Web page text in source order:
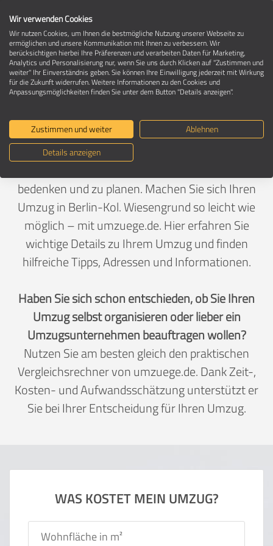
Umzug in 13359 Berlin-Kol. Wiesengrund
Ein Umzug ist Vertrauenssache
Deutschland>Berlin>Berlin, Stadt>Kol. Wiesengrund
bedenken und zu planen. Machen Sie sich Ihren
Umzug in Berlin-Kol. Wiesengrund so leicht wie
möglich – mit umzuege.de. Hier erfahren Sie
wichtige Details zu Ihrem Umzug und finden
hilfreiche Tipps, Adressen und Informationen.
Haben Sie sich schon entschieden, ob Sie Ihren
Umzug selbst organisieren oder lieber ein
Umzugsunternehmen beauftragen wollen?
Nutzen Sie am besten gleich den praktischen
Vergleichsrechner von umzuege.de. Dank Zeit-,
Kosten- und Aufwandsschätzung unterstützt er
Sie bei Ihrer Entscheidung für Ihren Umzug.
WAS KOSTET MEIN UMZUG?
Wir verwenden Cookies
Wir nutzen Cookies, um Ihnen die bestmögliche Nutzung unserer Webseite zu
ermöglichen und unsere Kommunikation mit Ihnen zu verbessern. Wir
berücksichtigen hierbei Ihre Präferenzen und verarbeiten Daten für Marketing,
Analytics und Personalisierung nur, wenn Sie uns durch Klicken auf "Zustimmen und
weiter" Ihr Einverständnis geben. Sie können Ihre Einwilligung jederzeit mit Wirkung
für die Zukunft widerrufen. Weitere Informationen zu den Cookies und
Anpassungsmöglichkeiten finden Sie unter dem Button "Details anzeigen".
Zustimmen und weiter
Ablehnen
Details anzeigen